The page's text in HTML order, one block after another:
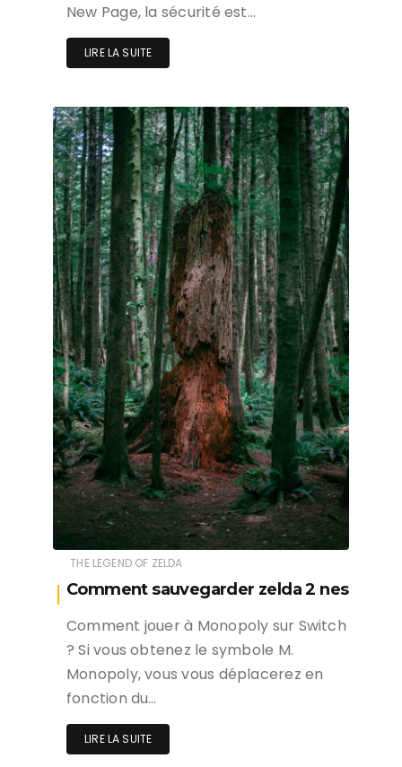
New Page, la sécurité est…
LIRE LA SUITE
THE LEGEND OF ZELDA
Comment sauvegarder zelda 2 nes
Comment jouer à Monopoly sur Switch
? Si vous obtenez le symbole M.
Monopoly, vous vous déplacerez en
fonction du…
LIRE LA SUITE